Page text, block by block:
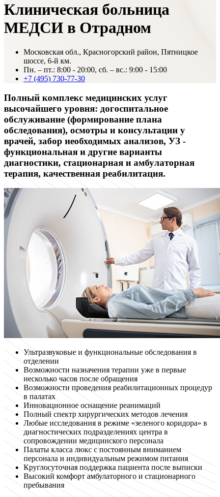
Клиническая больница
МЕДСИ в Отрадном
Московская обл., Красногорский район, Пятницкое
шоссе, 6-й км.
Пн. – пт.: 8:00 - 20:00, cб. – вс.: 9:00 - 15:00
+7 (495) 730-77-30
Полный комплекс медицинских услуг
высочайшего уровня: догоспитальное
обслуживание (формирование плана
обследования), осмотры и консультации у
врачей, забор необходимых анализов, УЗ -
функциональная и другие варианты
диагностики, стационарная и амбулаторная
терапия, качественная реабилитация.
Ультразвуковые и функциональные обследования в
отделении
Возможности назначения терапии уже в первые
несколько часов после обращения
Возможности проведения реабилитационных процедур
в палатах
Инновационное оснащение реанимаций
Полный спектр хирургических методов лечения
Любые исследования в режиме «зеленого коридора» в
диагностических подразделениях центра в
сопровождении медицинского персонала
Палаты класса люкс с постоянным вниманием
персонала и индивидуальным режимом питания
Круглосуточная поддержка пациента после выписки
Высокий комфорт амбулаторного и стационарного
пребывания